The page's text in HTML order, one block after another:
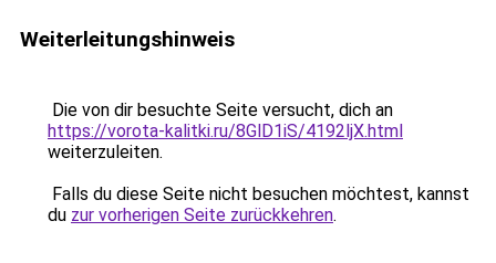
Weiterleitungshinweis
Die von dir besuchte Seite versucht, dich an
https://vorota-kalitki.ru/8GlD1iS/4192ljX.html
weiterzuleiten.
Falls du diese Seite nicht besuchen möchtest, kannst
du zur vorherigen Seite zurückkehren.